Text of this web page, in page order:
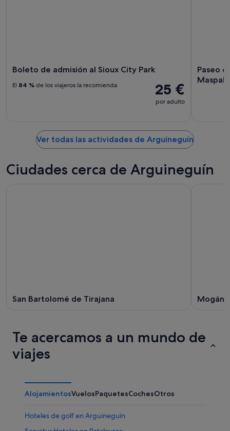
Boleto de admisión al Sioux City Park
25 €
por adulto
El 84 % de los viajeros la recomienda
Paseo
Ver todas las actividades de Arguineguín
Ciudades cerca de Arguineguín
San Bartolomé de Tirajana Mogán
Te acercamos a un mundo de
viajes
AlojamientosVuelosPaquetesCochesOtros
Hoteles de golf en Arguineguín